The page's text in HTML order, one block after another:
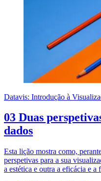
Datavis: Introdução à
03 Duas
dados
Esta lição mostra como,
perspetivas para a sua
a estética e outra a eficácia e a